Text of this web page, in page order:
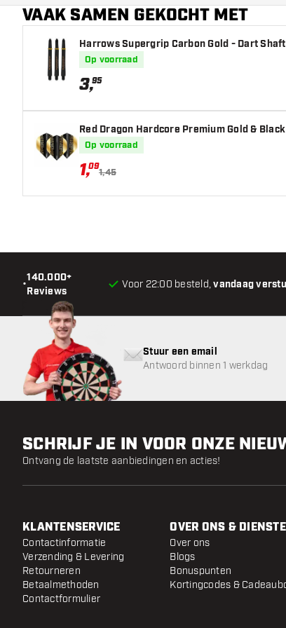
Hoofdkleur
VAAK SAMEN GEKOCHT MET
Harrows Supergrip Carbon Gold - Dart
Op voorraad
3,95
Red Dragon Hardcore Premium Gold &
Op voorraad
1,09
1,45
•
140.000+
Reviews
Voor 22:00 besteld,vandaag
Stuur een email
Antwoord binnen 1 werkdag
SCHRIJF JE IN VOOR ONZE
Ontvang de laatste aanbiedingen en acties!
KLANTENSERVICE
Contactinformatie
Verzending & Levering
Retourneren
Betaalmethoden
Contactformulier
OVER ONS &
Over ons
Blogs
Bonuspunten
Kortingcodes &